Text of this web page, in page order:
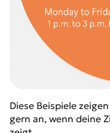
Diese Beispiele
gern an, wenn deine